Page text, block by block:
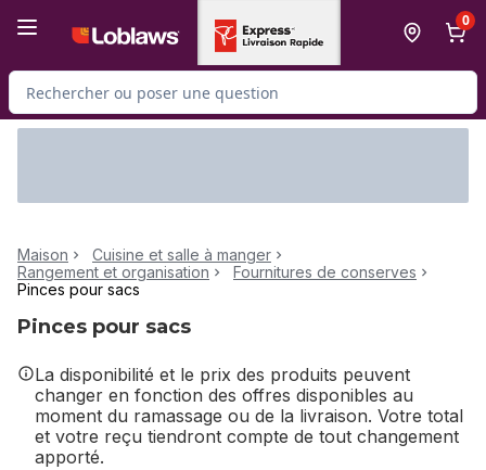
0
Rechercher des produits
Maison
Cuisine et salle à manger
Rangement et organisation
Fournitures de conserves
Pinces pour sacs
Pinces pour sacs
La disponibilité et le prix des produits peuvent
changer en fonction des offres disponibles au
moment du ramassage ou de la livraison. Votre total
et votre reçu tiendront compte de tout changement
apporté.